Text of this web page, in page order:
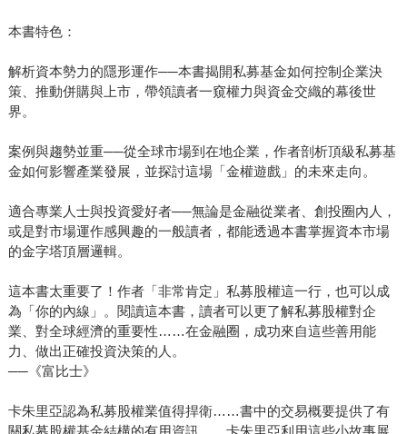
本書特色：
解析資本勢力的隱形運作──本書揭開私募基金如何控制企業決
策、推動併購與上市，帶領讀者一窺權力與資金交織的幕後世
界。
案例與趨勢並重──從全球市場到在地企業，作者剖析頂級私募基
金如何影響產業發展，並探討這場「金權遊戲」的未來走向。
適合專業人士與投資愛好者──無論是金融從業者、創投圈內人，
或是對市場運作感興趣的一般讀者，都能透過本書掌握資本市場
的金字塔頂層邏輯。
這本書太重要了！作者「非常肯定」私募股權這一行，也可以成
為「你的內線」。閱讀這本書，讀者可以更了解私募股權對企
業、對全球經濟的重要性……在金融圈，成功來自這些善用能
力、做出正確投資決策的人。
──《富比士》
卡朱里亞認為私募股權業值得捍衛……書中的交易概要提供了有
關私募股權基金結構的有用資訊……卡朱里亞利用這些小故事展